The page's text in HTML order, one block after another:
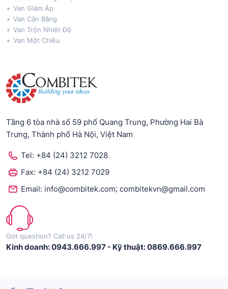
Van Giảm Áp
Van Cân Bằng
Van Trộn Nhiệt Độ
Van Một Chiều
Tầng 6 tòa nhà số 59 phố Quang Trung, Phường Hai Bà
Trưng, Thành phố Hà Nội, Việt Nam
Tel: +84 (24) 3212 7028
Fax: +84 (24) 3212 7029
Email: info@combitek.com; combitekvn@gmail.com
Got question? Call us 24/7!
Kinh doanh: 0943.666.997 - Kỹ thuật: 0869.666.997